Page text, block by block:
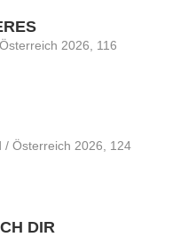
2026, 116
/ Österreich 2026, 124
DIR